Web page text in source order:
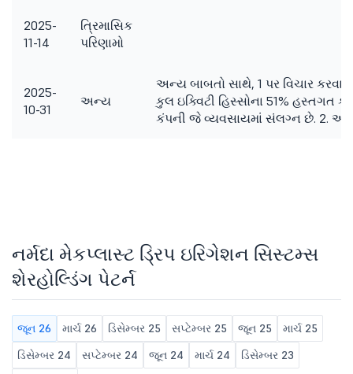
2025-
11-14
ત્રિમાસિક
પરિણામો
2025-
10-31
અન્ય
અન્ય બાબતો સાથે, 1 પર વિચાર કરવા
કુલ ઇક્વિટી હિસ્સોના 51% હસ્તગત
કંપની જે વ્યવસાયમાં સંલગ્ન છે. 2.
નર્મદા મેકપ્લાસ્ટ ડ્રિપ ઇરિગેશન સિસ્ટમ્સ
શેરહોલ્ડિંગ પેટર્ન
જૂન 26 માર્ચ 26 ડિસેમ્બર 25 સપ્ટેમ્બર 25 જૂન 25
માર્ચ 25
ડિસેમ્બર 24
સપ્ટેમ્બર 24 જૂન 24 માર્ચ 24
ડિસેમ્બર 23